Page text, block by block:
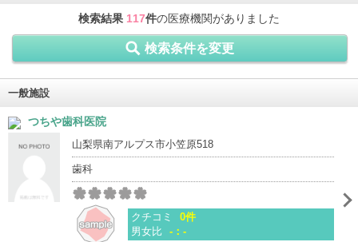
検索結果 117件の医療機関がありました
検索条件を変更
一般施設
つちや歯科医院
山梨県南アルプス市小笠原518
歯科
クチコミ
0件
男女比 -：-